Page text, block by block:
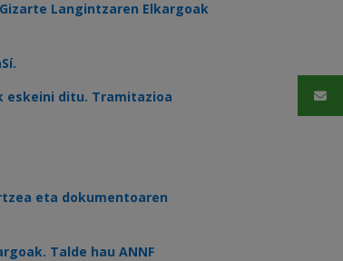
Langintzaren Elkargoak
eskeini ditu. Tramitazioa
eta dokumentoaren
Talde hau ANNF